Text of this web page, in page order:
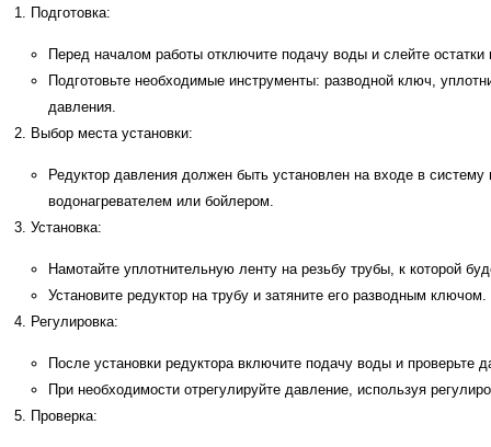
Подготовка:
Перед началом работы отключите подачу воды и слейте
Подготовьте необходимые инструменты: разводной ключ,
давления.
Выбор места установки:
Редуктор давления должен быть установлен на входе в систему
водонагревателем или бойлером.
Установка:
Намотайте уплотнительную ленту на резьбу трубы, к которой
Установите редуктор на трубу и затяните его разводным
Регулировка:
После установки редуктора включите подачу воды и проверьте
При необходимости отрегулируйте давление, используя
Проверка: